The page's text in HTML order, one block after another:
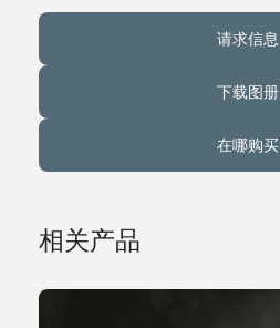
请求信息
下载图册
在哪购买
相关产品